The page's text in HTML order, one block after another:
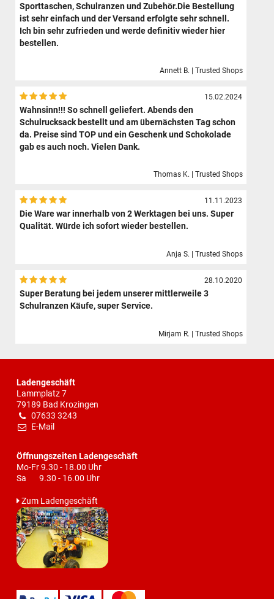
Sporttaschen, Schulranzen und Zubehör.Die Bestellung
ist sehr einfach und der Versand erfolgte sehr schnell.
Ich bin sehr zufrieden und werde definitiv wieder hier
bestellen.
Annett B. | Trusted Shops
15.02.2024
Wahnsinn!!! So schnell geliefert. Abends den
Schulrucksack bestellt und am übernächsten Tag schon
da. Preise sind TOP und ein Geschenk und Schokolade
gab es auch noch. Vielen Dank.
Thomas K. | Trusted Shops
11.11.2023
Die Ware war innerhalb von 2 Werktagen bei uns. Super
Qualität. Würde ich sofort wieder bestellen.
Anja S. | Trusted Shops
28.10.2020
Super Beratung bei jedem unserer mittlerweile 3
Schulranzen Käufe, super Service.
Mirjam R. | Trusted Shops
Ladengeschäft
Lammplatz 7
79189 Bad Krozingen
07633 3243
E-Mail
Öffnungszeiten Ladengeschäft
Mo-Fr 9.30 - 18.00 Uhr
Sa 9.30 - 16.00 Uhr
Zum Ladengeschäft